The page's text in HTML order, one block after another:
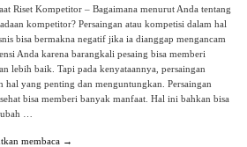
Riset Kompetitor – Bagaimana menurut Anda tentang
kompetitor? Persaingan atau kompetisi dalam hal
bisa bermakna negatif jika ia dianggap mengancam
Anda karena barangkali pesaing bisa memberi
lebih baik. Tapi pada kenyataannya, persaingan
hal yang penting dan menguntungkan. Persaingan
bisa memberi banyak manfaat. Hal ini bahkan bisa
…
membaca →